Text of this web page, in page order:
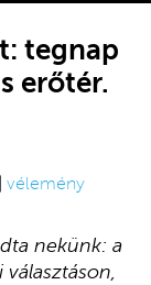
tegnap
erőtér.
vélemény
nekünk: a